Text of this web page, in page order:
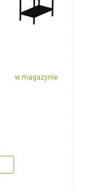
w magazynie